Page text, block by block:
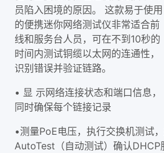
员陷入困境的原因。 这款易于使用
的便携迷你网络测试仪非常适合前
线和服务台人员，可在不到10秒的
时间内测试铜缆以太网的连通性，
识别错误并验证链路。
• 显 示网络连接状态和端口信息，
同时确保每个链接记录
•测量PoE电压，执行交换机测试
AutoTest（自动测试）确认DHCP